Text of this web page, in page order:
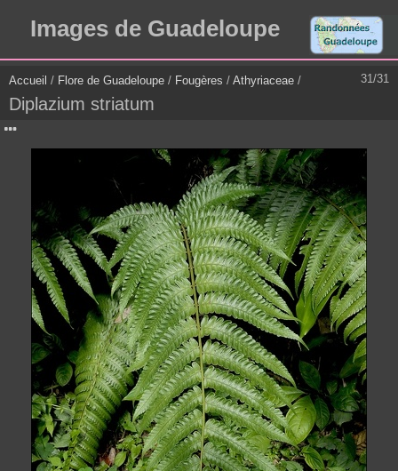
Images de Guadeloupe
31/31
Accueil / Flore de Guadeloupe / Fougères / Athyriaceae /
Diplazium striatum